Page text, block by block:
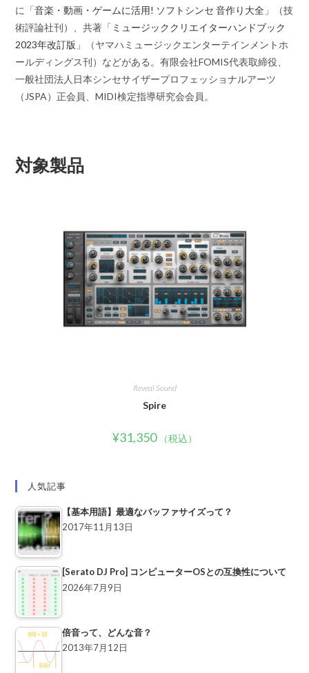
に「音楽・動画・ゲームに活用! ソフトシンセ 音作り大全 」（技
術評論社刊）、共著「 ミュージッククリエイターハンドブック
2023年改訂版 」（ヤマハミュージックエンターテインメントホ
ールディングス刊）などがある。有限会社FOMIS代表取締役、
一般社団法人日本シンセサイザープロフェッショナルアーツ
（JSPA）正会員、MIDI検定指導研究会会員。
対象製品
Reveal Sound
Spire
¥31,350 （税込）
人気記事
【基本用語】最適なバッファサイズって？
2017年11月13日
[Serato DJ Pro] コンピューターOSとの互換性について
2026年7月9日
倍音って、どんな音？
2013年7月12日